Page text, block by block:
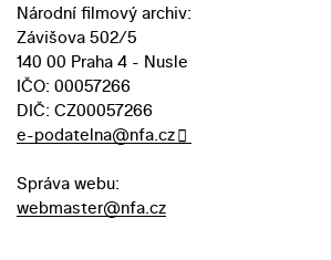
Národní filmový archiv:
Závišova 502/5
140 00 Praha 4 - Nusle
IČO: 00057266
DIČ: CZ00057266
e-podatelna@nfa.cz
Správa webu:
webmaster@nfa.cz